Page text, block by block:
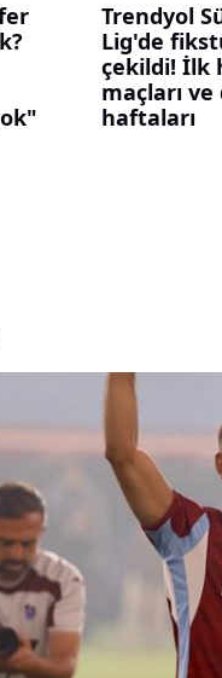
Trendyol
Lig'de
çekildi! İlk
maçları
haftaları